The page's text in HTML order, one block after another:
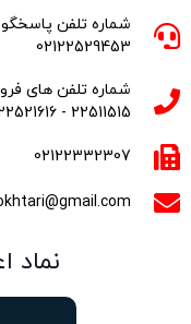
شماره تلفن
02122529453
22511515 - 22521616 - 26301801
02122332307
نماد